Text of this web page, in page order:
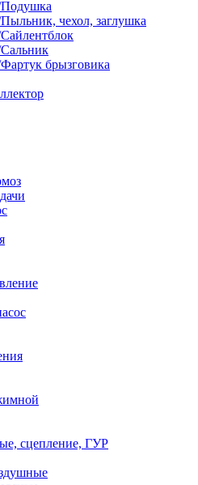
Подушка
чехол, заглушка
Сальник
брызговика
сцепление, ГУР